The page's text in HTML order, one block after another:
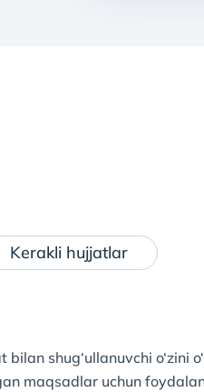
Kerakli hujjatlar
shug‘ullanuvchi o‘zini
maqsadlar uchun